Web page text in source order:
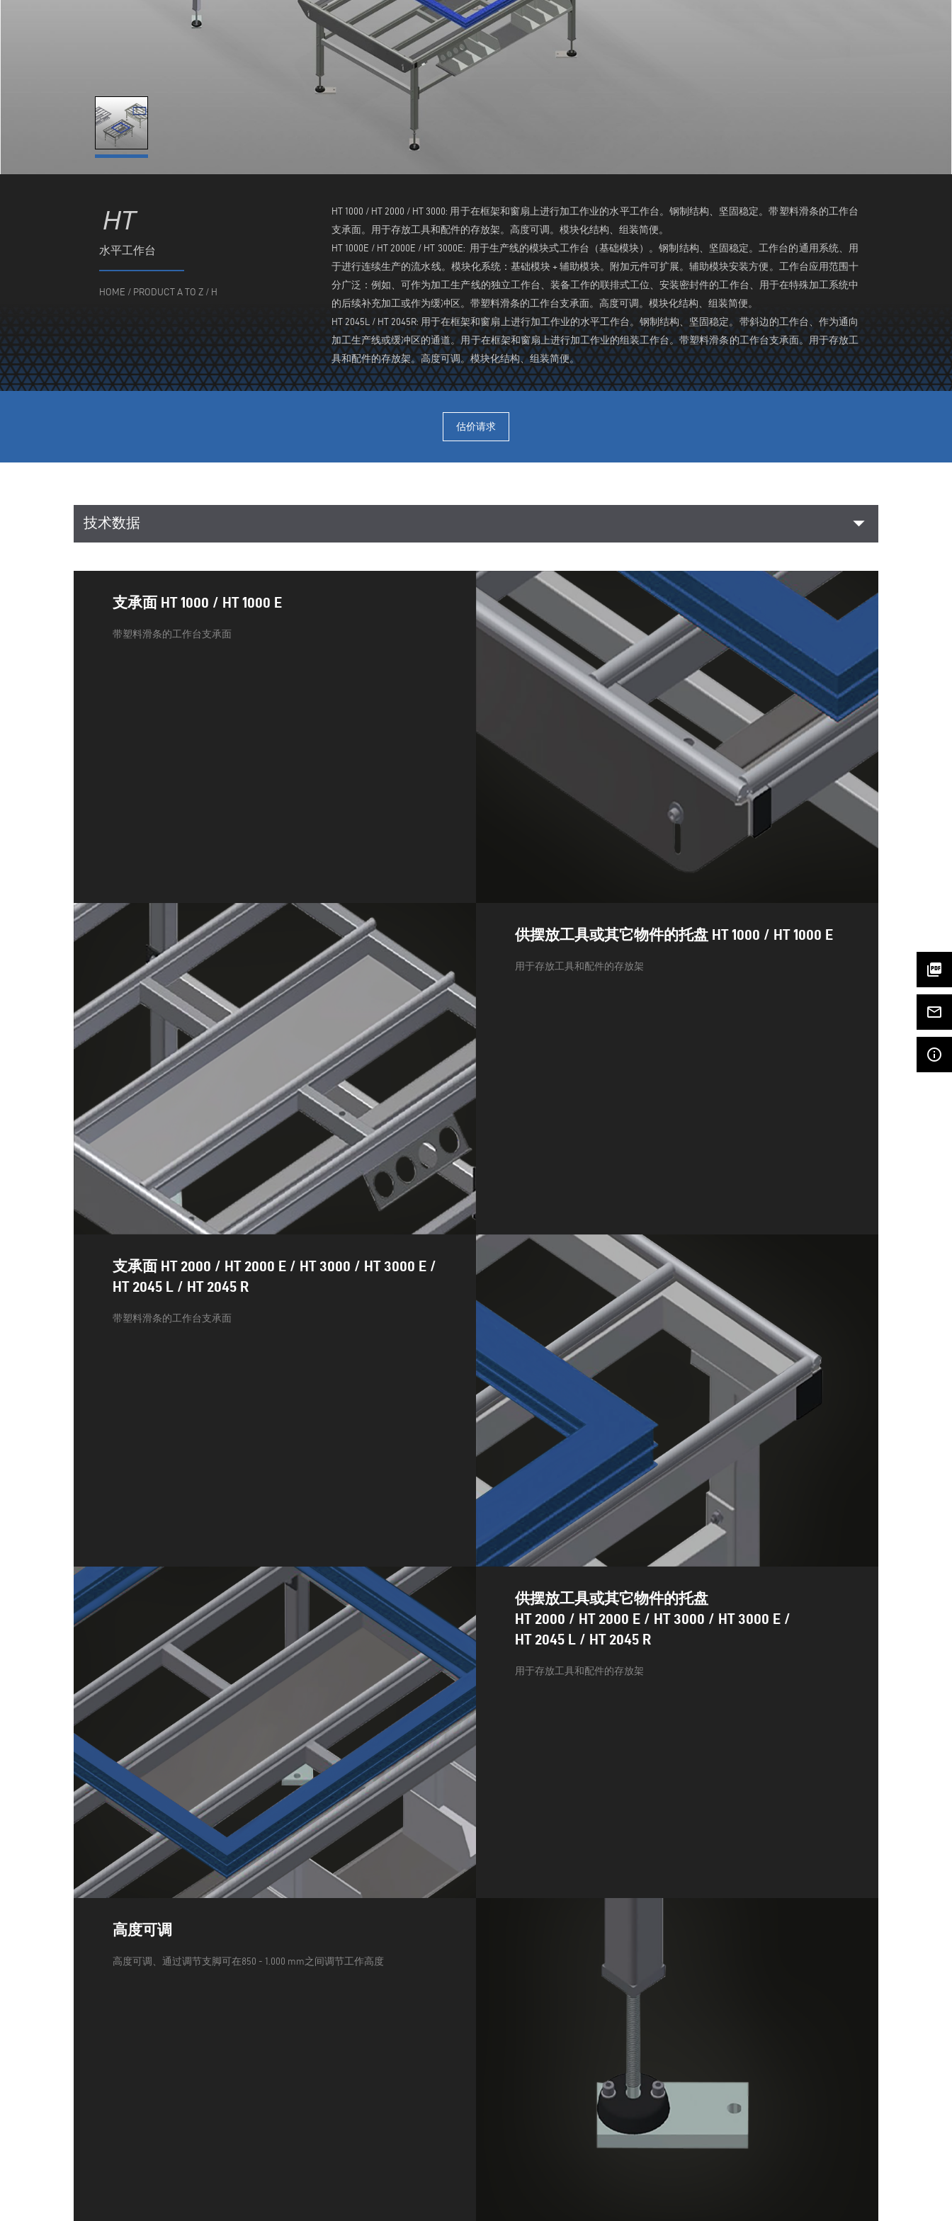
HT
水平工作台
HOME / PRODUCT A TO Z / H
HT 1000 / HT 2000 / HT 3000: 用于在框架和窗扇上进行加工作业的水平工作台。钢制结构、坚固稳定。带塑料滑条的工作台
支承面。用于存放工具和配件的存放架。高度可调。模块化结构、组装简便。
HT 1000E / HT 2000E / HT 3000E: 用于生产线的模块式工作台（基础模块）。钢制结构、坚固稳定。工作台的通用系统、用
于进行连续生产的流水线。模块化系统：基础模块 + 辅助模块。附加元件可扩展。辅助模块安装方便。工作台应用范围十
分广泛：例如、可作为加工生产线的独立工作台、装备工作的联排式工位、安装密封件的工作台、用于在特殊加工系统中
的后续补充加工或作为缓冲区。带塑料滑条的工作台支承面。高度可调。模块化结构、组装简便。
HT 2045L / HT 2045R: 用于在框架和窗扇上进行加工作业的水平工作台。钢制结构、坚固稳定。带斜边的工作台、作为通向
加工生产线或缓冲区的通道。用于在框架和窗扇上进行加工作业的组装工作台。带塑料滑条的工作台支承面。用于存放工
具和配件的存放架。高度可调。模块化结构、组装简便。
估价请求
picture_as_pdf
mail_outline
info_outline
技术数据 arrow_drop_down
支承面 HT 1000 / HT 1000 E
带塑料滑条的工作台支承面
供摆放工具或其它物件的托盘 HT 1000 / HT 1000 E
用于存放工具和配件的存放架
支承面 HT 2000 / HT 2000 E / HT 3000 / HT 3000 E /
HT 2045 L / HT 2045 R
带塑料滑条的工作台支承面
供摆放工具或其它物件的托盘
HT 2000 / HT 2000 E / HT 3000 / HT 3000 E /
HT 2045 L / HT 2045 R
用于存放工具和配件的存放架
高度可调
高度可调、通过调节支脚可在850 - 1.000 mm之间调节工作高度